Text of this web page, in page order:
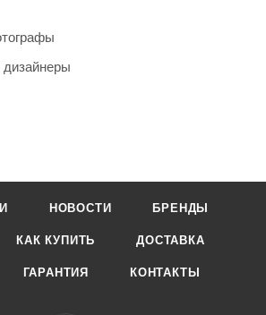
дизайнеры
НОВОСТИ БРЕНДЫ
КАК КУПИТЬ ДОСТАВКА
ГАРАНТИЯ КОНТАКТЫ